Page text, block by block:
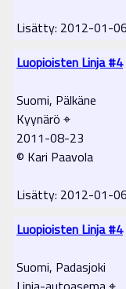
Lisätty: 2012-01-
Luopioisten Linja #4
Suomi, Pälkäne
Kyynärö ⌖
2011-08-23
© Kari Paavola
Lisätty: 2012-01-
Luopioisten Linja #4
Suomi, Padasjoki